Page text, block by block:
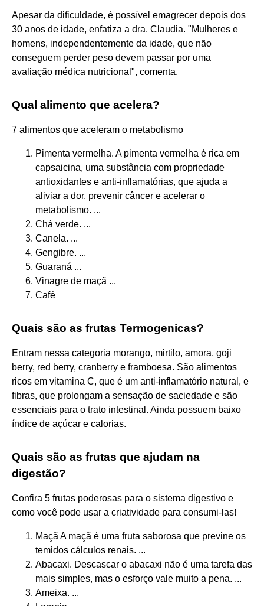
Apesar da dificuldade, é possível emagrecer depois dos
30 anos de idade, enfatiza a dra. Claudia. "Mulheres e
homens, independentemente da idade, que não
conseguem perder peso devem passar por uma
avaliação médica nutricional", comenta.
Qual alimento que acelera?
7 alimentos que aceleram o metabolismo
Pimenta vermelha. A pimenta vermelha é rica em
capsaicina, uma substância com propriedade
antioxidantes e anti-inflamatórias, que ajuda a
aliviar a dor, prevenir câncer e acelerar o
metabolismo. ...
Chá verde. ...
Canela. ...
Gengibre. ...
Guaraná ...
Vinagre de maçã ...
Café
Quais são as frutas Termogenicas?
Entram nessa categoria morango, mirtilo, amora, goji
berry, red berry, cranberry e framboesa. São alimentos
ricos em vitamina C, que é um anti-inflamatório natural, e
fibras, que prolongam a sensação de saciedade e são
essenciais para o trato intestinal. Ainda possuem baixo
índice de açúcar e calorias.
Quais são as frutas que ajudam na
digestão?
Confira 5 frutas poderosas para o sistema digestivo e
como você pode usar a criatividade para consumi-las!
Maçã A maçã é uma fruta saborosa que previne os
temidos cálculos renais. ...
Abacaxi. Descascar o abacaxi não é uma tarefa das
mais simples, mas o esforço vale muito a pena. ...
Ameixa. ...